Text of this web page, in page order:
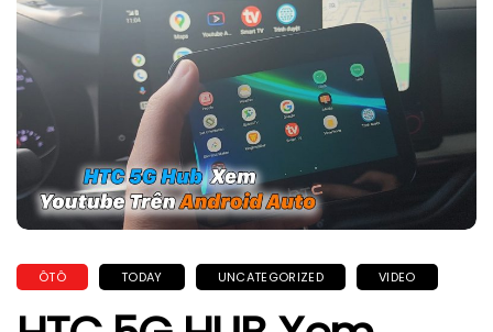
ÔTÔ TODAY UNCATEGORIZED VIDEO